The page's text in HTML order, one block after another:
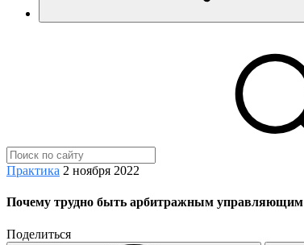
Практика 2 ноября 2022
Почему трудно быть арбитражным управляющим
Поделиться